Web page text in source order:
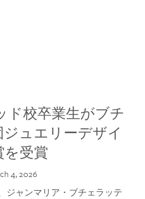
ド校卒業生がブチ
ュエリーデザイ
を受賞
4, 2026
ジャンマリア・ブチェラッテ